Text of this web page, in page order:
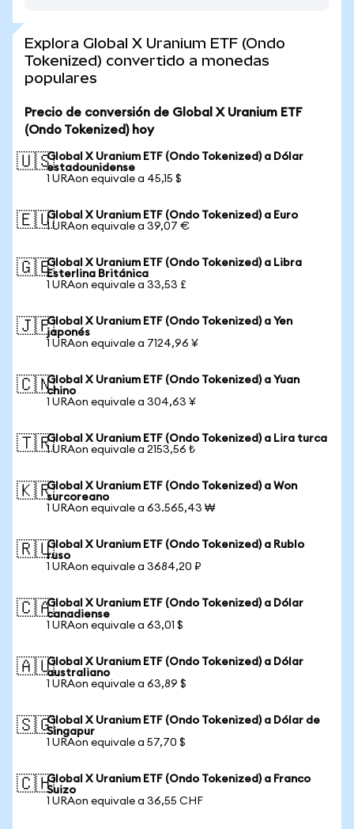
Explora Global X Uranium ETF (Ondo
Tokenized) convertido a monedas
populares
Precio de conversión de Global X Uranium ETF
(Ondo Tokenized) hoy
🇺🇸Global X Uranium ETF (Ondo Tokenized) a Dólar
estadounidense
1 URAon equivale a 45,15 $
🇪🇺Global X Uranium ETF (Ondo Tokenized) a Euro
1 URAon equivale a 39,07 €
🇬🇧Global X Uranium ETF (Ondo Tokenized) a Libra
Esterlina Británica
1 URAon equivale a 33,53 £
🇯🇵Global X Uranium ETF (Ondo Tokenized) a Yen
japonés
1 URAon equivale a 7124,96 ¥
🇨🇳Global X Uranium ETF (Ondo Tokenized) a Yuan
chino
1 URAon equivale a 304,63 ¥
🇹🇷Global X Uranium ETF (Ondo Tokenized) a Lira turca
1 URAon equivale a 2153,56 ₺
🇰🇷Global X Uranium ETF (Ondo Tokenized) a Won
surcoreano
1 URAon equivale a 63.565,43 ₩
🇷🇺Global X Uranium ETF (Ondo Tokenized) a Rublo
ruso
1 URAon equivale a 3684,20 ₽
🇨🇦Global X Uranium ETF (Ondo Tokenized) a Dólar
canadiense
1 URAon equivale a 63,01 $
🇦🇺Global X Uranium ETF (Ondo Tokenized) a Dólar
australiano
1 URAon equivale a 63,89 $
🇸🇬Global X Uranium ETF (Ondo Tokenized) a Dólar de
Singapur
1 URAon equivale a 57,70 $
🇨🇭Global X Uranium ETF (Ondo Tokenized) a Franco
Suizo
1 URAon equivale a 36,55 CHF